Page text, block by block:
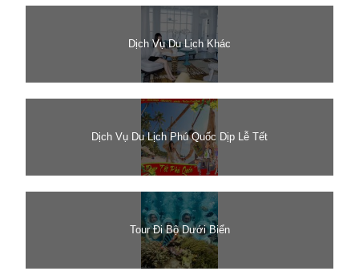
Dịch Vụ Du Lịch Khác
Dịch Vụ Du Lịch Phú Quốc Dịp Lễ Tết
Tour Đi Bộ Dưới Biển